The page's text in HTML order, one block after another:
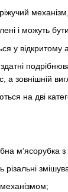
і можуть
у відкритому
а зовнішній
на дві
м’ясорубка
різальні